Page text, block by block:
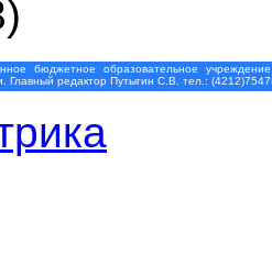
бюджетное образовательное
Главный редактор Путыгин С.В. тел.: